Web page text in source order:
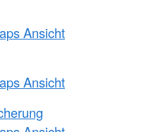
Ansicht
Ansicht